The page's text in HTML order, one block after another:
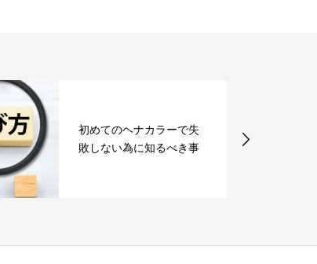
初めてのヘナカラーで失
敗しない為に知るべき事